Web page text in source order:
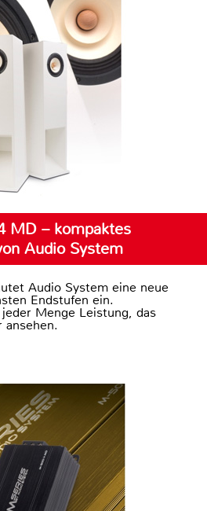
MD – kompaktes
Audio System
Audio System eine neue
Endstufen ein.
Menge Leistung, das